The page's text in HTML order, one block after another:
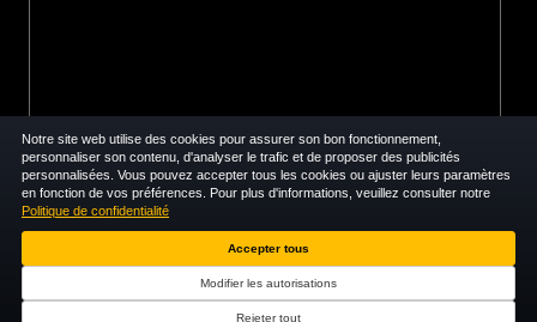
ENVOYER
Notre site web utilise des cookies pour assurer son bon fonctionnement,
personnaliser son contenu, d'analyser le trafic et de proposer des publicités
personnalisées. Vous pouvez accepter tous les cookies ou ajuster leurs paramètres
en fonction de vos préférences. Pour plus d'informations, veuillez consulter notre
Politique de confidentialité
Accepter tous
Modifier les autorisations
Rejeter tout